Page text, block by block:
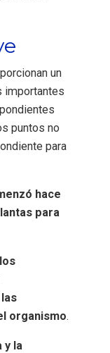
un
importantes
puntos no
para
hace
para
organismo.
y la